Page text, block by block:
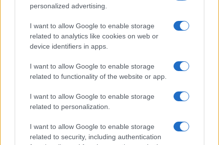
personalized advertising.
I want to allow Google to enable storage
related to analytics like cookies on web or
device identifiers in apps.
I want to allow Google to enable storage
related to functionality of the website or app.
I want to allow Google to enable storage
related to personalization.
I want to allow Google to enable storage
related to security, including authentication
Criptomonedas: Guía completa para entender su
funcionamiento y valor en 2026
Diego Martín · 9 Ago 2026